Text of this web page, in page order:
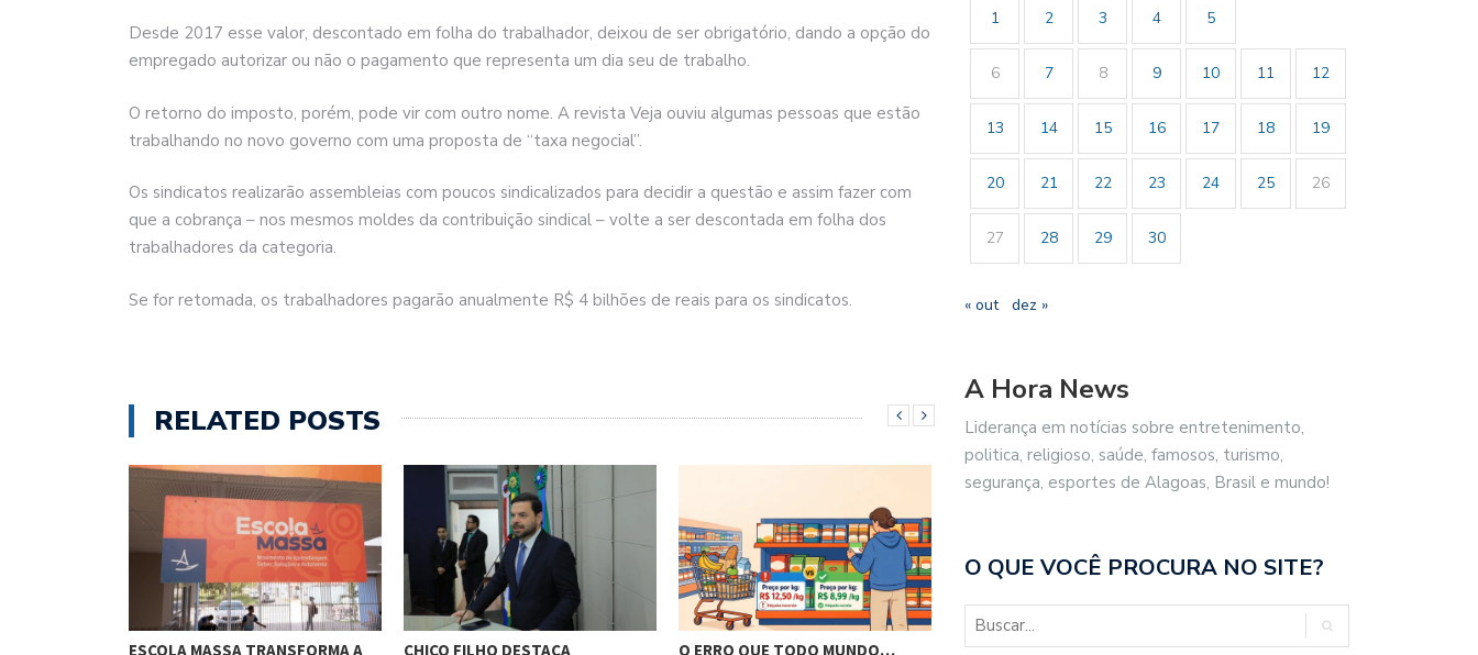
Desde 2017 esse valor, descontado em folha do trabalhador, deixou de ser obrigatório, dando a opção do
empregado autorizar ou não o pagamento que representa um dia seu de trabalho.
O retorno do imposto, porém, pode vir com outro nome. A revista Veja ouviu algumas pessoas que estão
trabalhando no novo governo com uma proposta de “taxa negocial”.
Os sindicatos realizarão assembleias com poucos sindicalizados para decidir a questão e assim fazer com
que a cobrança – nos mesmos moldes da contribuição sindical – volte a ser descontada em folha dos
trabalhadores da categoria.
Se for retomada, os trabalhadores pagarão anualmente R$ 4 bilhões de reais para os sindicatos.
RELATED POSTS
ESCOLA MASSA TRANSFORMA A CHICO FILHO DESTACA O ERRO QUE TODO MUNDO… BRASIL REPUDIA REVOGAÇÃO DE GESTORES ESCOLARES DE
1
2 3 4 5
6 7 8 9 10 11 12
13 14 15 16 17 18 19
20 21 22 23 24 25 26
27 28 29 30
« out dez »
A Hora News
Liderança em notícias sobre entretenimento,
politica, religioso, saúde, famosos, turismo,
segurança, esportes de Alagoas, Brasil e mundo!
O QUE VOCÊ PROCURA NO SITE?